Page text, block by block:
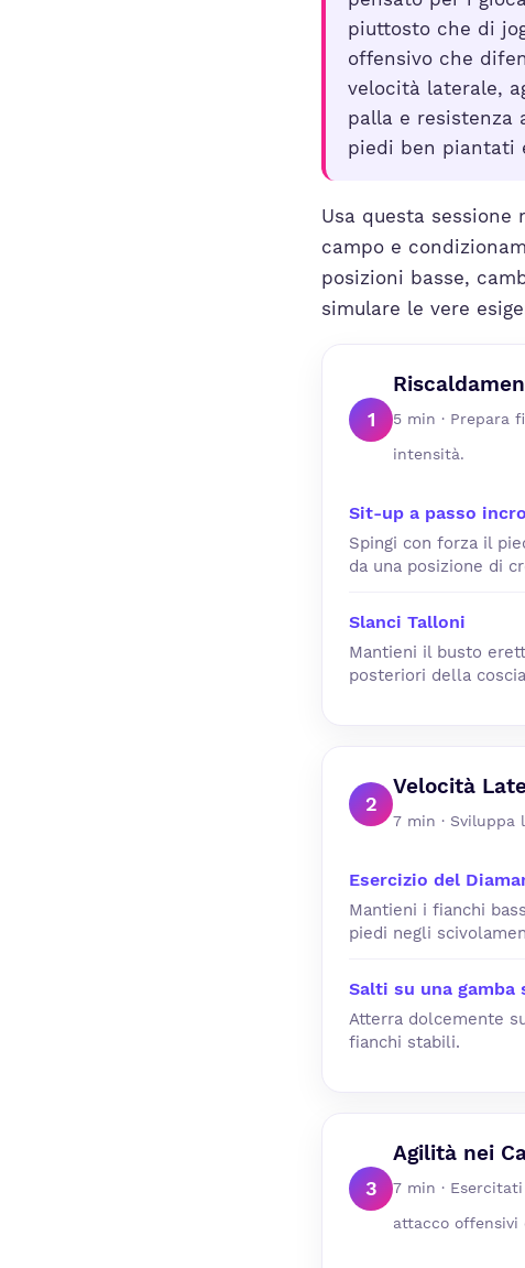
piuttosto che di
offensivo che
velocità laterale,
palla e resistenza
piedi ben piantati
Usa questa
campo e
posizioni basse,
simulare le vere
1
5 min · Prepara
intensità.
Sit-up a passo
Spingi con forza il
da una posizione di
Slanci Talloni
Mantieni il busto
posteriori della
2
Velocità
7 min ·
Esercizio del
Mantieni i fianchi
piedi negli
Salti su una
Atterra dolcemente
fianchi stabili.
3
Agilità nei
7 min ·
attacco offensivi